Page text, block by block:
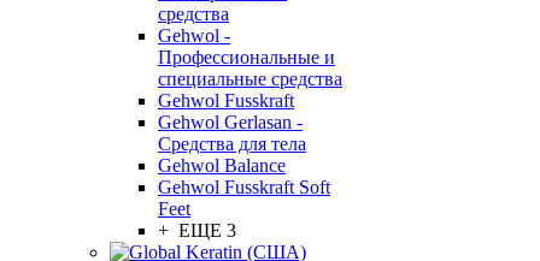
средства
Gehwol -
Профессиональные и
специальные средства
Gehwol Fusskraft
Gehwol Gerlasan -
Средства для тела
Gehwol Balance
Gehwol Fusskraft Soft
Feet
+ ЕЩЕ 3